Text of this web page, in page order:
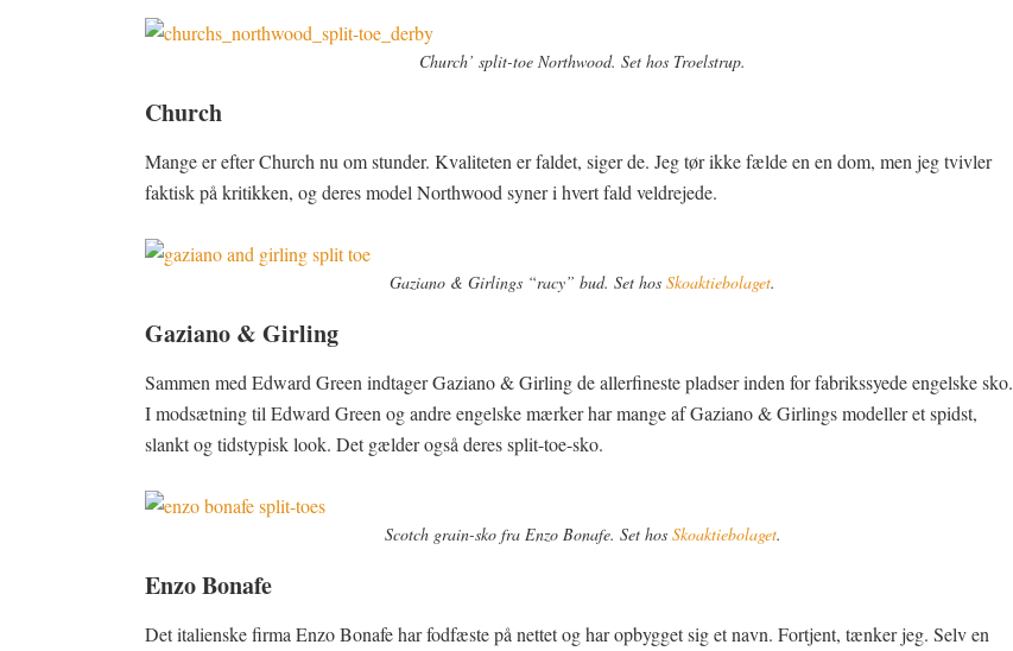
Church’ split-toe Northwood. Set hos Troelstrup.
Church
Mange er efter Church nu om stunder. Kvaliteten er faldet, siger de. Jeg tør ikke fælde en en dom, men jeg tvivler
faktisk på kritikken, og deres model Northwood syner i hvert fald veldrejede.
Gaziano & Girlings “racy” bud. Set hos Skoaktiebolaget.
Gaziano & Girling
Sammen med Edward Green indtager Gaziano & Girling de allerfineste pladser inden for fabrikssyede engelske sko.
I modsætning til Edward Green og andre engelske mærker har mange af Gaziano & Girlings modeller et spidst,
slankt og tidstypisk look. Det gælder også deres split-toe-sko.
Scotch grain-sko fra Enzo Bonafe. Set hos Skoaktiebolaget.
Enzo Bonafe
Det italienske firma Enzo Bonafe har fodfæste på nettet og har opbygget sig et navn. Fortjent, tænker jeg. Selv en